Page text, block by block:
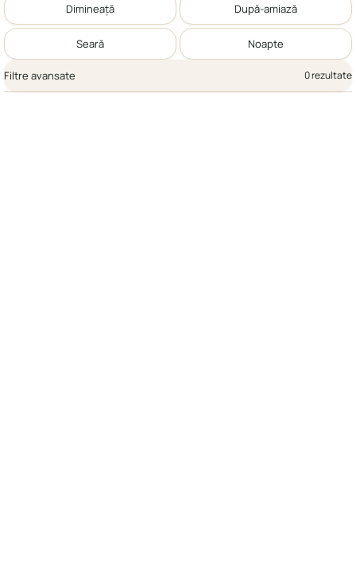
Dimineață După-amiază
Seară Noapte
Filtre avansate 0 rezultate